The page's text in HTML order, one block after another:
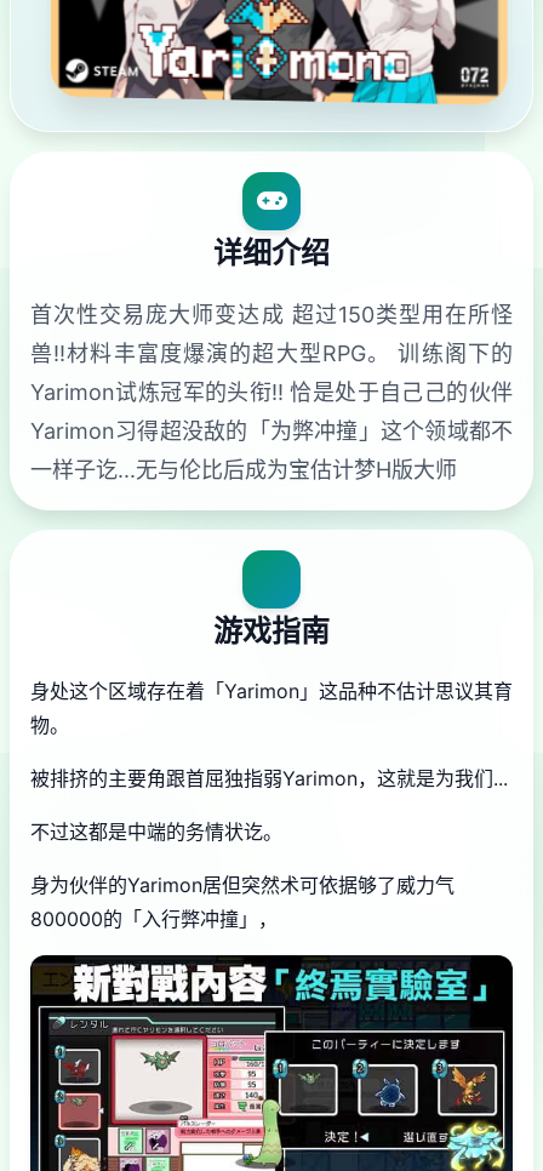
详细介绍
首次性交易庞大师变达成 超过150类型用在所怪
兽!!材料丰富度爆演的超大型RPG。 训练阁下的
Yarimon试炼冠军的头衔!! 恰是处于自己己的伙伴
Yarimon习得超没敌的「为弊冲撞」这个领域都不
一样子讫...无与伦比后成为宝估计梦H版大师
游戏指南
身处这个区域存在着「Yarimon」这品种不估计思议其育
物。
被排挤的主要角跟首屈独指弱Yarimon，这就是为我们...
不过这都是中端的务情状讫。
身为伙伴的Yarimon居但突然术可依据够了威力气
800000的「入行弊冲撞」，